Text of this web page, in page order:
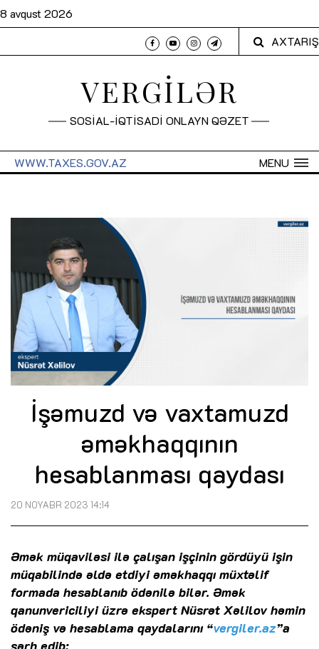
8 avqust 2026
AXTARIŞ
VERGİLƏR
SOSİAL-İQTİSADİ ONLAYN QƏZET
MENU
WWW.TAXES.GOV.AZ
İşəmuzd və vaxtamuzd
əməkhaqqının
hesablanması qaydası
20 NOYABR 2023 14:14
Əmək müqaviləsi ilə çalışan işçinin gördüyü işin
müqabilində əldə etdiyi əməkhaqqı müxtəlif
formada hesablanıb ödənilə bilər. Əmək
qanunvericiliyi üzrə ekspert Nüsrət Xəlilov həmin
ödəniş və hesablama qaydalarını “vergiler.az”a
şərh edib: